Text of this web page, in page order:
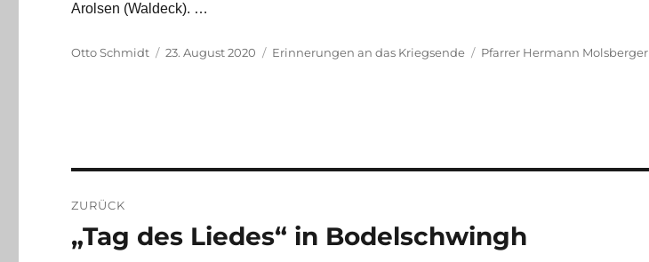
Arolsen (Waldeck). …
Autor
Otto Schmidt
Veröffentlicht
23. August 2020 Kategorien
Erinnerungen an das Kriegsende Schlagwörter
Pfarrer Hermann Molsberger
ZURÜCK
Vorheriger
„Tag des Liedes“ in Bodelschwingh